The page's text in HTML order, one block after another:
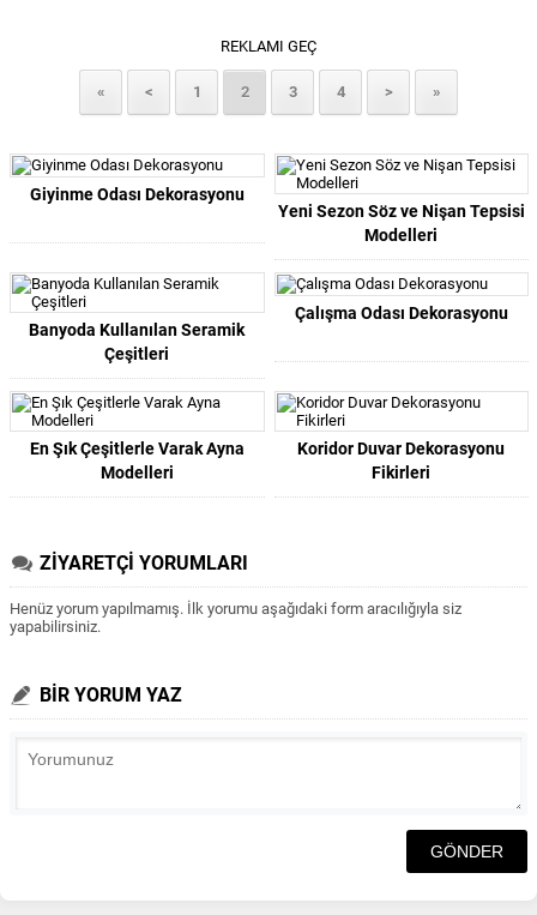
REKLAMI GEÇ
« < 1 2 3 4 > »
Giyinme Odası Dekorasyonu
Yeni Sezon Söz ve Nişan Tepsisi
Modelleri
Banyoda Kullanılan Seramik
Çeşitleri
Çalışma Odası Dekorasyonu
En Şık Çeşitlerle Varak Ayna
Modelleri
Koridor Duvar Dekorasyonu
Fikirleri
ZİYARETÇİ YORUMLARI
Henüz yorum yapılmamış. İlk yorumu aşağıdaki form aracılığıyla siz
yapabilirsiniz.
BİR YORUM YAZ